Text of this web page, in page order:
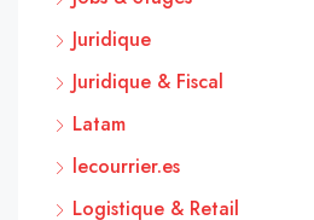
Juridique
Juridique & Fiscal
Latam
lecourrier.es
Logistique & Retail